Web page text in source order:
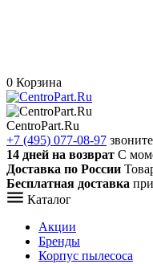
0 Корзина
CentroPart.Ru
+7 (495) 077-08-97
14 дней на возврат С
Доставка по России
Бесплатная доставка
Каталог
Акции
Бренды
Корпус пылесоса